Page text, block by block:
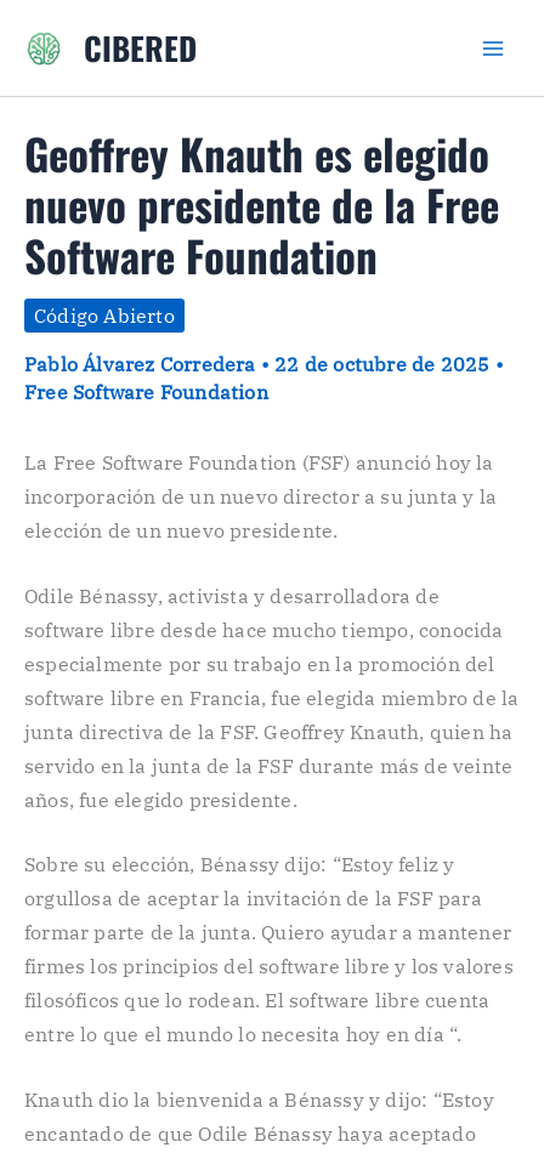
CIBERED
Geoffrey Knauth es elegido
nuevo presidente de la Free
Software Foundation
Código Abierto
Pablo Álvarez Corredera • 22 de octubre de 2025 •
Free Software Foundation
La Free Software Foundation (FSF) anunció hoy la
incorporación de un nuevo director a su junta y la
elección de un nuevo presidente.
Odile Bénassy, ​​activista y desarrolladora de
software libre desde hace mucho tiempo, conocida
especialmente por su trabajo en la promoción del
software libre en Francia, fue elegida miembro de la
junta directiva de la FSF. Geoffrey Knauth, quien ha
servido en la junta de la FSF durante más de veinte
años, fue elegido presidente.
Sobre su elección, Bénassy dijo: “Estoy feliz y
orgullosa de aceptar la invitación de la FSF para
formar parte de la junta. Quiero ayudar a mantener
firmes los principios del software libre y los valores
filosóficos que lo rodean. El software libre cuenta
entre lo que el mundo lo necesita hoy en día “.
Knauth dio la bienvenida a Bénassy y dijo: “Estoy
encantado de que Odile Bénassy haya aceptado